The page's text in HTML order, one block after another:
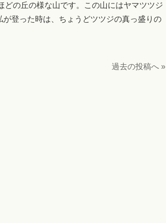
の丘の様な山です。この山にはヤマツツジ
登った時は、ちょうどツツジの真っ盛りの
過去の投稿へ »